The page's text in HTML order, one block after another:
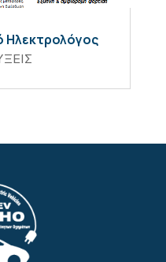
Ηλεκτρολόγος